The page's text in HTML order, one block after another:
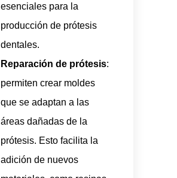
esenciales para la
producción de prótesis
dentales.
Reparación de prótesis:
permiten crear moldes
que se adaptan a las
áreas dañadas de la
prótesis. Esto facilita la
adición de nuevos